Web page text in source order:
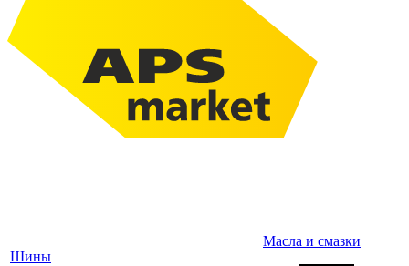
Шины
Масла и смазки